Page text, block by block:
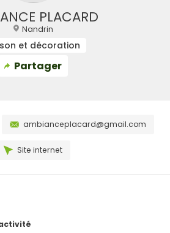
PLACARD
Nandrin
et décoration
Partager
ambianceplacard@gmail.com
Site internet